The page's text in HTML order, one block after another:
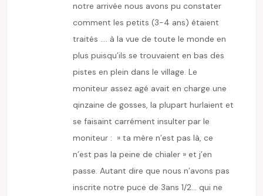
notre arrivée nous avons pu constater
comment les petits (3-4 ans) étaient
traités …. à la vue de toute le monde en
plus puisqu’ils se trouvaient en bas des
pistes en plein dans le village. Le
moniteur assez agé avait en charge une
qinzaine de gosses, la plupart hurlaient et
se faisaint carrément insulter par le
moniteur : » ta mère n’est pas là, ce
n’est pas la peine de chialer » et j’en
passe. Autant dire que nous n’avons pas
inscrite notre puce de 3ans 1/2… qui ne